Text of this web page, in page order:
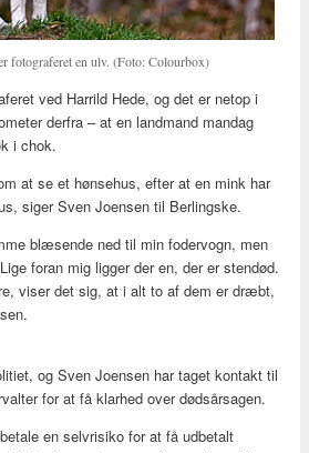
fotograferet en ulv. (Foto: Colourbox)
ved Harrild Hede, og det er netop i
derfra – at en landmand mandag
i chok.
at se et hønsehus, efter at en mink har
siger Sven Joensen til Berlingske.
blæsende ned til min fodervogn, men
foran mig ligger der en, der er stendød.
viser det sig, at i alt to af dem er dræbt,
og Sven Joensen har taget kontakt til
for at få klarhed over dødsårsagen.
en selvrisiko for at få udbetalt